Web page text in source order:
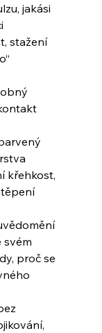
jakási
stažení
křehkost,
svém
proč se